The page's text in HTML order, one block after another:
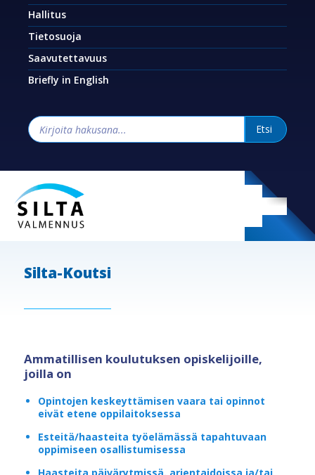
Hallitus
Tietosuoja
Saavutettavuus
Briefly in English
Silta-Koutsi
Ammatillisen koulutuksen opiskelijoille,
joilla on
Opintojen keskeyttämisen vaara tai opinnot
eivät etene oppilaitoksessa
Esteitä/haasteita työelämässä tapahtuvaan
oppimiseen osallistumisessa